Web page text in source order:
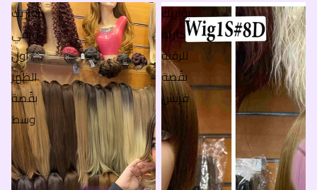
بواريك
ويفي
أول
الظهر
بقُصة
وسط
بواريك
كاريه
للرقبة
بقُصة
فرنش